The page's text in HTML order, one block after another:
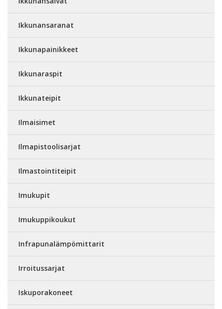
Ikkunansaranat
Ikkunapainikkeet
Ikkunaraspit
Ikkunateipit
Ilmaisimet
Ilmapistoolisarjat
Ilmastointiteipit
Imukupit
Imukuppikoukut
Infrapunalämpömittarit
Irroitussarjat
Iskuporakoneet